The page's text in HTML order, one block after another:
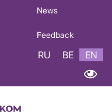
News
Feedback
RU BE EN